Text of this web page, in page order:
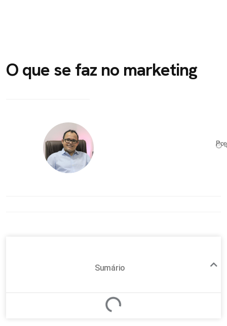
O que se faz no marketing
⏱
Sumário